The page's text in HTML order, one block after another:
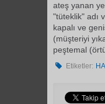
ateş yanan
"tüteklik" adı
kapalı ve
(müşteriyi
peştemal
Etiketler: